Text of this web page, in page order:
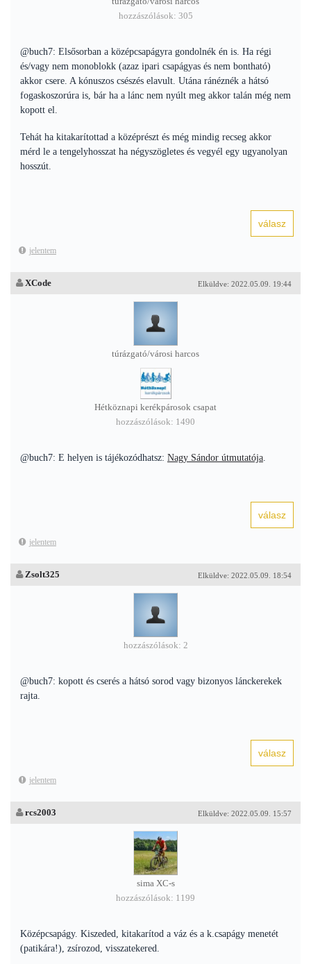
hozzászólások: 305
@buch7: Elsősorban a középcsapágyra gondolnék én is. Ha régi
és/vagy nem monoblokk (azaz ipari csapágyas és nem bontható)
akkor csere. A kónuszos csészés elavult. Utána ránéznék a hátsó
fogaskoszorúra is, bár ha a lánc nem nyúlt meg akkor talán még nem
kopott el.
Tehát ha kitakarítottad a középrészt és még mindig recseg akkor
mérd le a tengelyhosszat ha négyszögletes és vegyél egy ugyanolyan
hosszút.
jelentem
Elküldve: 2022.05.09. 19:44
XCode
túrázgató/városi harcos
Hétköznapi kerékpárosok csapat
hozzászólások: 1490
@buch7: E helyen is tájékozódhatsz: Nagy Sándor útmutatója.
jelentem
Elküldve: 2022.05.09. 18:54
Zsolt325
hozzászólások: 2
@buch7: kopott és cserés a hátsó sorod vagy bizonyos lánckerekek
rajta.
jelentem
Elküldve: 2022.05.09. 15:57
rcs2003
sima XC-s
hozzászólások: 1199
Középcsapágy. Kiszeded, kitakarítod a váz és a k.csapágy menetét
(patikára!), zsírozod, visszatekered.